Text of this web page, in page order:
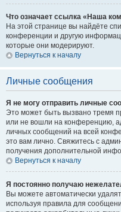
Что означает ссылка «Наша
На этой странице вы найдёте
конференции и другую
которые они модерируют.
Вернуться к началу
Личные сообщения
Я не могу отправить личные
Это может быть вызвано тремя
или не вошли на конференцию,
личных сообщений на всей
это вам лично. Свяжитесь с
получения дополнительной
Вернуться к началу
Я постоянно получаю
Вы можете автоматически
используя правила для